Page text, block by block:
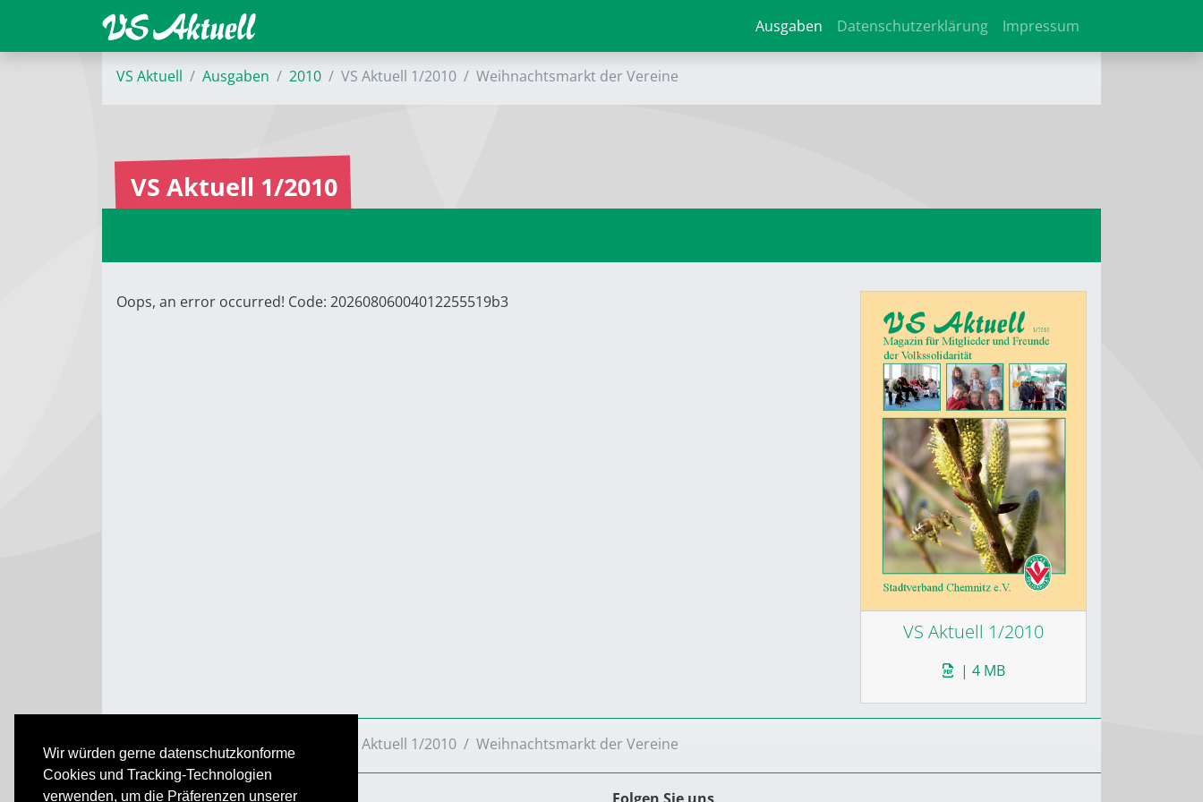
Wir würden gerne datenschutzkonforme
Cookies und Tracking-Technologien
verwenden, um die Präferenzen unserer
Ausgaben Datenschutzerklärung Impressum
VS Aktuell Ausgaben 2010 VS Aktuell 1/2010 Weihnachtsmarkt der Vereine
VS Aktuell 1/2010
VS Aktuell 1/2010
| 4 MB
Oops, an error occurred! Code: 20260806004012255519b3
VS Aktuell Ausgaben VS Aktuell 1/2010 Weihnachtsmarkt der Vereine